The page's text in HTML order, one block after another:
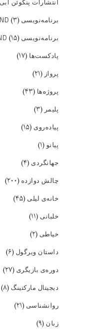
برنامه‌نویسی BACK END (۳)
برنامه‌نویسی FRONT END (۱۵)
پادکست‌ها (۱۷)
پرواز (۲۱)
پروژه‌ها (۴۳)
پلیمر (۳)
پیاده‌روی (۱۵)
پیانو(۱)
جهانگردی (۴)
چالش دوازده (۲۰۰)
خانه‌ی لیلی (۴۵)
خلبانی (۱۱)
خیاطی (۲)
داستان ویرگول (۶)
دوره‌ی بازیگری (۲۷)
دیجیتال مارکتینگ (۸)
روانشناسی (۲۱)
زبان (۹)